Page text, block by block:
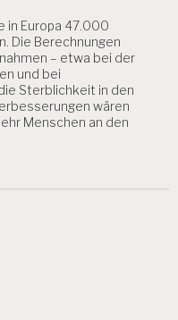
in Europa 47.000
Die Berechnungen
– etwa bei der
und bei
Sterblichkeit in den
wären
Menschen an den